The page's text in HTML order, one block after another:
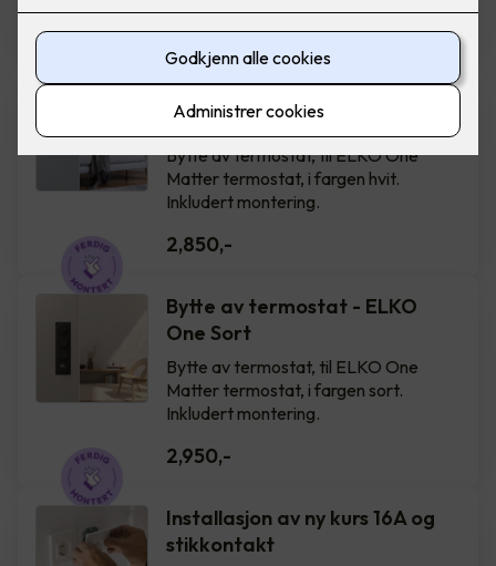
2,290,-
One Hvit
Bytte av termostat, til ELKO One
Matter termostat, i fargen hvit.
Inkludert montering.
2,850,-
Bytte av termostat - ELKO
One Sort
Bytte av termostat, til ELKO One
Matter termostat, i fargen sort.
Inkludert montering.
2,950,-
Installasjon av ny kurs 16A og
stikkontakt